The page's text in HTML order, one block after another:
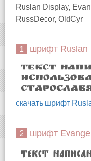
Ruslan Display,
RussDecor, OldCyr
1 шрифт
скачать шрифт
2 шрифт